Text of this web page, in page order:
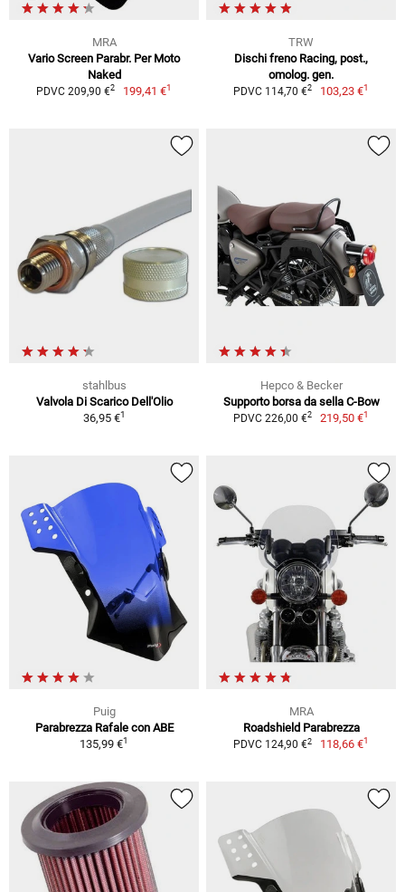
MRA
Vario Screen Parabr. Per Moto
Naked
PDVC 209,90 €2 199,41 €1
TRW
Dischi freno Racing, post.,
omolog. gen.
PDVC 114,70 €2 103,23 €1
stahlbus
Valvola Di Scarico Dell'Olio
36,95 €1
Hepco & Becker
Supporto borsa da sella C-Bow
PDVC 226,00 €2 219,50 €1
Puig
Parabrezza Rafale con ABE
135,99 €1
MRA
Roadshield Parabrezza
PDVC 124,90 €2 118,66 €1